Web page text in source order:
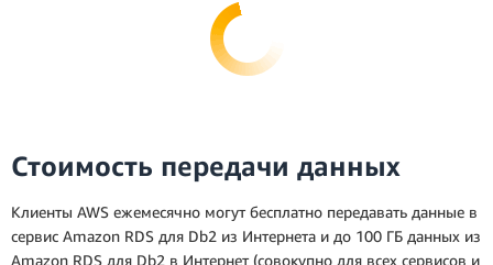
Стоимость передачи данных
Клиенты AWS ежемесячно могут бесплатно передавать данные в
сервис Amazon RDS для Db2 из Интернета и до 100 ГБ данных из
Amazon RDS для Db2 в Интернет (совокупно для всех сервисов и